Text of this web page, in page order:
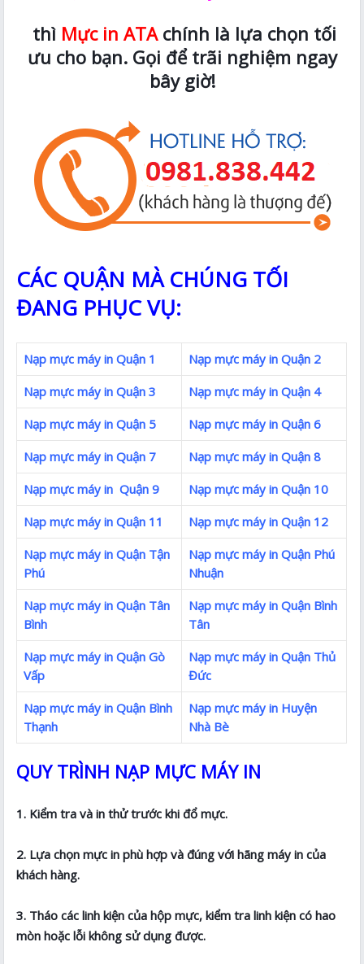
thì Mực in ATAchính là lựa chọn tối
ưu cho bạn. Gọi để trãi nghiệm ngay
bây giờ!
CÁC QUẬN MÀ CHÚNG TỐI
ĐANG PHỤC VỤ:
Nạp mực máy in Quận 1
Nạp mực máy in Quận 2
Nạp mực máy in Quận 3
Nạp mực máy in Quận 4
Nạp mực máy in Quận 5
Nạp mực máy in Quận 6
Nạp mực máy in Quận 7
Nạp mực máy in Quận 8
Nạp mực máy in Quận 9
Nạp mực máy in Quận 10
Nạp mực máy in Quận 11
Nạp mực máy in Quận 12
Nạp mực máy in Quận Tận
Phú
Nạp mực máy in Quận Phú
Nhuận
Nạp mực máy in Quận Tân
Bình
Nạp mực máy in Quận Bình
Tân
Nạp mực máy in Quận Gò
Vấp
Nạp mực máy in Quận Thủ
Đức
Nạp mực máy in Quận Bình
Thạnh
Nạp mực máy in Huyện
Nhà Bè
QUY TRÌNH NẠP MỰC MÁY IN
1. Kiểm tra và in thử trước khi đổ mực.
2. Lựa chọn mực in phù hợp và đúng với hãng máy in của
khách hàng.
3. Tháo các linh kiện của hộp mực, kiểm tra linh kiện có hao
mòn hoặc lỗi không sử dụng được.